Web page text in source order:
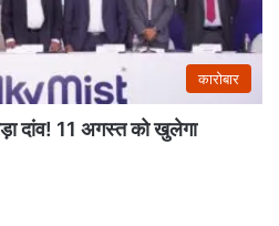
कारोबार
दांव! 11 अगस्त को खुलेगा